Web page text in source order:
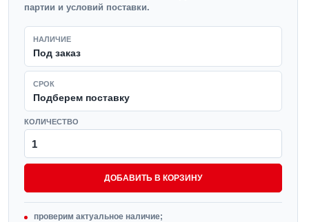
партии и условий поставки.
НАЛИЧИЕ
Под заказ
СРОК
Подберем поставку
КОЛИЧЕСТВО
ДОБАВИТЬ В КОРЗИНУ
проверим актуальное наличие;